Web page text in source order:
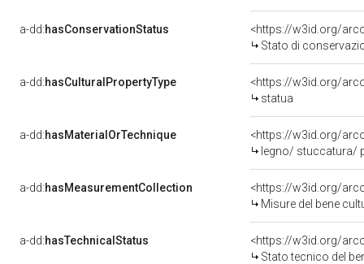
a-dd:hasConservationStatus
<https://w3id.org/
Stato di
a-dd:hasCulturalPropertyType
<https://w3id.org/
statua
a-dd:hasMaterialOrTechnique
<https://w3id.org/
legno/ stuccatura/
a-dd:hasMeasurementCollection
<https://w3id.org/
Misure del bene
a-dd:hasTechnicalStatus
<https://w3id.org/
Stato tecnico del